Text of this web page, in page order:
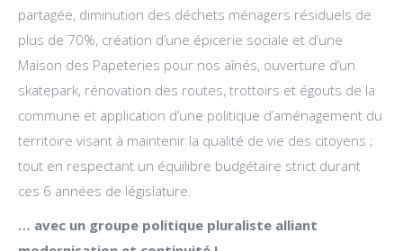
partagée, diminution des déchets ménagers résiduels de
plus de 70%, création d’une épicerie sociale et d’une
Maison des Papeteries pour nos aînés, ouverture d’un
skatepark, rénovation des routes, trottoirs et égouts de la
commune et application d’une politique d’aménagement du
territoire visant à maintenir la qualité de vie des citoyens ;
tout en respectant un équilibre budgétaire strict durant
ces 6 années de législature.
… avec un groupe politique pluraliste alliant